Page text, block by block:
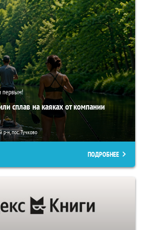
первым!
сплав на каяках от компании
р-н, пос. Тучково
ПОДРОБНЕЕ